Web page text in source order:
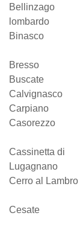
Bellinzago
lombardo
Binasco
Bresso
Buscate
Calvignasco
Carpiano
Casorezzo
Cassinetta di
Lugagnano
Cerro al Lambro
Cesate